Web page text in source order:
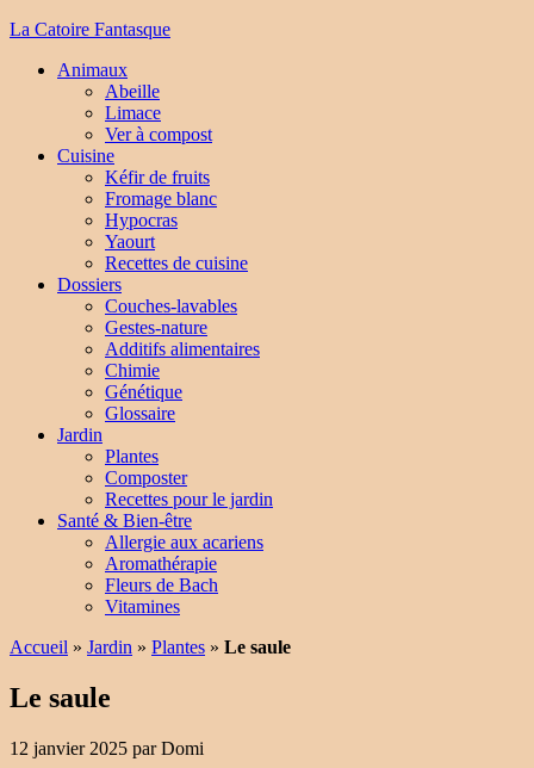
La Catoire Fantasque
Animaux
Abeille
Limace
Ver à compost
Cuisine
Kéfir de fruits
Fromage blanc
Hypocras
Yaourt
Recettes de cuisine
Dossiers
Couches-lavables
Gestes-nature
Additifs alimentaires
Chimie
Génétique
Glossaire
Jardin
Plantes
Composter
Recettes pour le jardin
Santé & Bien-être
Allergie aux acariens
Aromathérapie
Fleurs de Bach
Vitamines
Accueil » Jardin » Plantes » Le saule
Le saule
12 janvier 2025 parDomi